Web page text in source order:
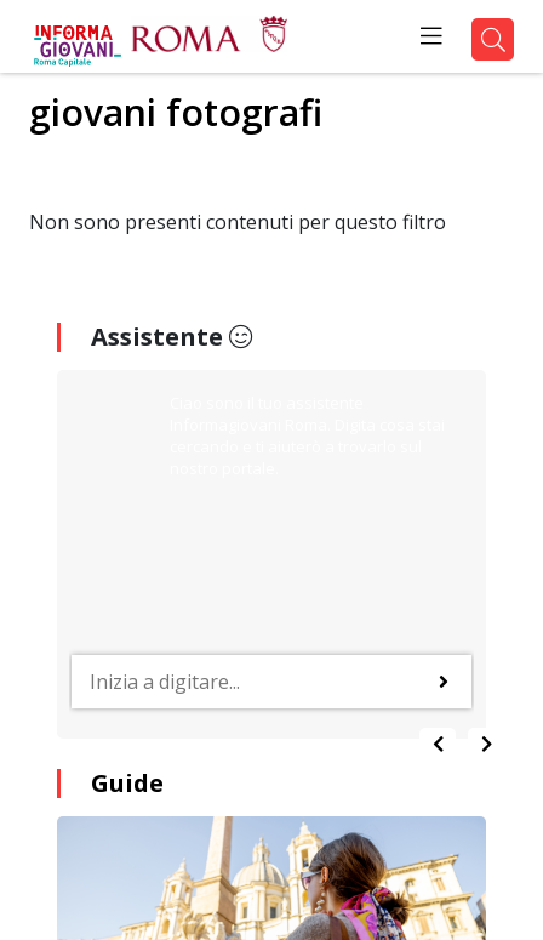
giovani fotografi
Non sono presenti contenuti per questo filtro
Assistente
Guide